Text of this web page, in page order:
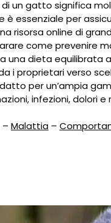
di un gatto significa
è essenziale per
risorsa online di
come prevenire
una dieta equilibrata
i proprietari verso
per un’ampia
infezioni, dolori e
– Malattia –